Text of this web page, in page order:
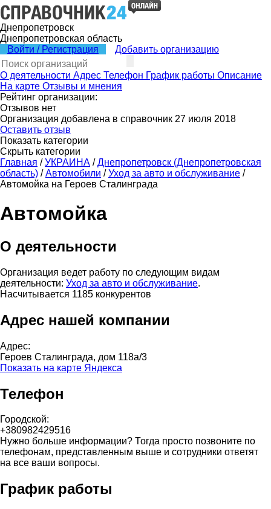
Днепропетровск
Днепропетровская область
Войти / Регистрация
Добавить организацию
О деятельности Адрес Телефон График работы Описание
На карте Отзывы и мнения
Рейтинг организации:
Отзывов нет
Организация добавлена в справочник 27 июля 2018
Оставить отзыв
Показать категории
Скрыть категории
Главная / УКРАИНА / Днепропетровск (Днепропетровская
область) / Автомобили / Уход за авто и обслуживание /
Автомойка на Героев Сталинграда
Автомойка
О деятельности
Организация ведет работу по следующим видам
деятельности: Уход за авто и обслуживание.
Насчитывается 1185 конкурентов
Адрес нашей компании
Адрес:
Героев Сталинграда, дом 118а/3
Показать на карте Яндекса
Телефон
Городской:
+380982429516
Нужно больше информации? Тогда просто позвоните по
телефонам, представленным выше и сотрудники ответят
на все ваши вопросы.
График работы